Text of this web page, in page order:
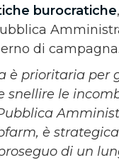
burocratiche
di campagna.
è prioritaria per
snellire le
è
di un